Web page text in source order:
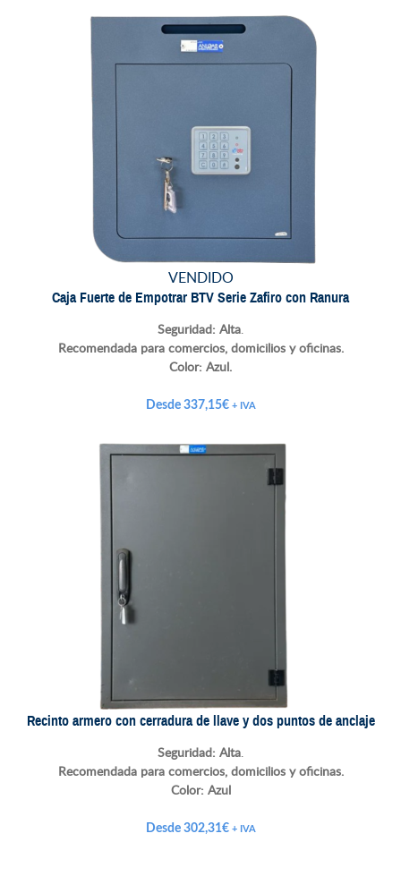
era:
950,00€.
es:
VENDIDO
Caja Fuerte de Empotrar BTV Serie Zafiro con Ranura
Seguridad: Alta.
Recomendada para comercios, domicilios y oficinas.
Color: Azul.
Desde337,15€ + IVA
Recinto armero con cerradura de llave y dos puntos de anclaje
Seguridad: Alta
Recomendada para comercios, domicilios y oficinas.
Color: Azul
Desde302,31€ + IVA